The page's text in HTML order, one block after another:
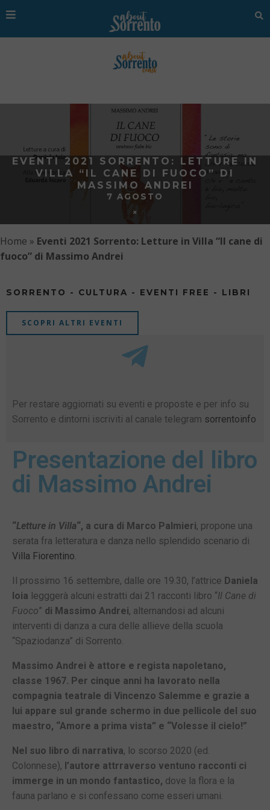
EVENTI 2021 SORRENTO: LETTURE IN
VILLA “IL CANE DI FUOCO” DI
MASSIMO ANDREI
7 AGOSTO
Home » Eventi 2021 Sorrento: Letture in Villa “Il cane di
fuoco” di Massimo Andrei
SORRENTO - CULTURA - EVENTI FREE - LIBRI
SCOPRI ALTRI EVENTI
Per restare aggiornati su eventi e proposte e per info su
Sorrento e dintorni iscriviti al canale telegram sorrentoinfo
Presentazione del libro
di Massimo Andrei
“Letture in Villa“, a cura di Marco Palmieri, propone una
serata fra letteratura e danza nello splendido scenario di
Villa Fiorentino.
Il prossimo 16 settembre, dalle ore 19.30, l’attrice Daniela
Ioia legggerà alcuni estratti dai 21 racconti libro “Il Cane di
Fuoco” di Massimo Andrei, alternandosi ad alcuni
interventi di danza a cura delle allieve della scuola
“Spaziodanza” di Sorrento.
Massimo Andrei è attore e regista napoletano,
classe 1967. Per cinque anni ha lavorato nella
compagnia teatrale di Vincenzo Salemme e grazie a
lui appare sul grande schermo in due pellicole del suo
maestro, “Amore a prima vista” e “Volesse il cielo!”
Nel suo libro di narrativa, lo scorso 2020 (ed.
Colonnese), l’autore attrraverso ventuno racconti ci
immerge in un mondo fantastico, dove la flora e la
fauna parlano e si confessano come esseri umani.